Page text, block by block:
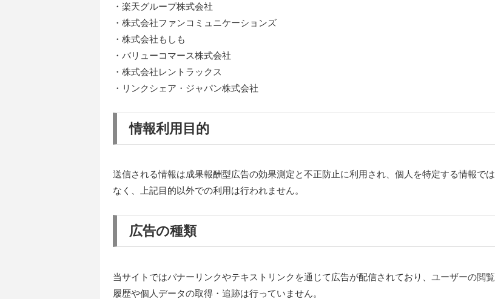
・楽天グループ株式会社
・株式会社ファンコミュニケーションズ
・株式会社もしも
・バリューコマース株式会社
・株式会社レントラックス
・リンクシェア・ジャパン株式会社
情報利用目的
送信される情報は成果報酬型広告の効果測定と不正防止に利用され、個人を特定する情報では
なく、上記目的以外での利用は行われません。
広告の種類
当サイトではバナーリンクやテキストリンクを通じて広告が配信されており、ユーザーの閲覧
履歴や個人データの取得・追跡は行っていません。